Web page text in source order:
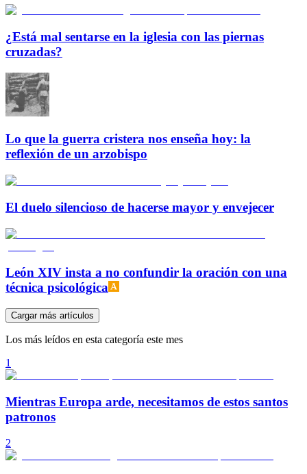
¿Está mal sentarse en la iglesia con las piernas
cruzadas?
Lo que la guerra cristera nos enseña hoy: la
reflexión de un arzobispo
El duelo silencioso de hacerse mayor y envejecer
León XIV insta a no confundir la oración con una
técnica psicológica
Cargar más artículos
Los más leídos en esta categoría este mes
1
Mientras Europa arde, necesitamos de estos santos
patronos
2